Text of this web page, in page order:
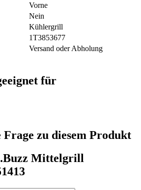
Vorne
Nein
Kühlergrill
1T3853677
Versand oder Abholung
für
Frage zu diesem Produkt
Mittelgrill